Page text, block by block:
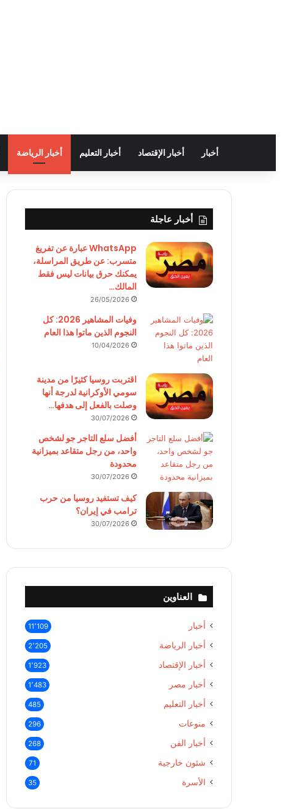
أخبار أخبار الإقتصاد أخبار التعليم أخبار الرياضة
أخبار عاجلة
WhatsApp عبارة عن تفريغ
متسرب: عن طريق المراسلة،
يمكنك حرق بيانات ليس فقط
المالك…
26/05/2026
وفيات المشاهير 2026: كل
النجوم الذين ماتوا هذا العام
10/04/2026
اقتربت روسيا كثيرًا من مدينة
سومي الأوكرانية لدرجة أنها
وصلت بالفعل إلى هدفها…
30/07/2026
أفضل سلع التاجر جو لشخص
واحد، من رجل متقاعد بميزانية
محدودة
30/07/2026
كيف تستفيد روسيا من حرب
ترامب في إيران؟
30/07/2026
العناوين
أخبار 11٬109
أخبار الرياضة 2٬205
أخبار الإقتصاد 1٬923
أخبار مصر 1٬483
أخبار التعليم 485
منوعات 296
أخبار الفن 268
شئون خارجية 71
الأسرة 35